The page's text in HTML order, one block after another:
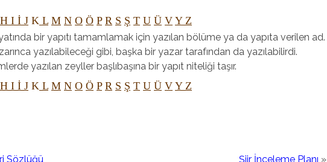
H I İ J K L M N O Ö P R S Ş T U Ü V Y Z
bir yapıtı tamamlamak için yazılan bölüme ya da yapıta verilen ad.
yazılabileceği gibi, başka bir yazar tarafından da yazılabilirdi.
yazılan zeyller başlıbaşına bir yapıt niteliği taşır.
H I İ J K L M N O Ö P R S Ş T U Ü V Y Z
Sözlüğü Şiir İnceleme Planı »